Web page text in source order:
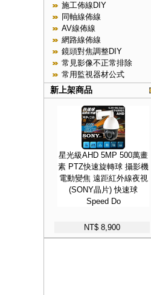
施工佈線DIY
同軸線佈線
AV線佈線
網路線佈線
鏡頭對焦調整DIY
常見影像不正常排除
常用監視器材公式
新上架商品
星光級AHD 5MP 500萬畫
素 PTZ快速旋轉球 攝影機
電動變焦 遠距紅外線夜視
(SONY晶片) 快速球
Speed Do
NT$ 8,900